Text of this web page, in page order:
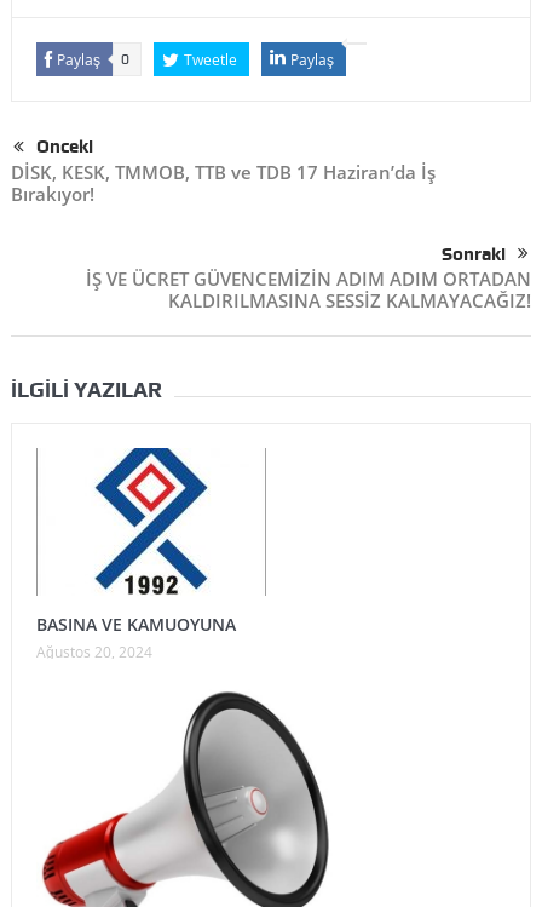
Paylaş 0 Tweetle Paylaş
Önceki
DİSK, KESK, TMMOB, TTB ve TDB 17 Haziran’da İş
Bırakıyor!
Sonraki
İŞ VE ÜCRET GÜVENCEMİZİN ADIM ADIM ORTADAN
KALDIRILMASINA SESSİZ KALMAYACAĞIZ!
İLGILI YAZILAR
BASINA VE KAMUOYUNA
Ağustos 20, 2024